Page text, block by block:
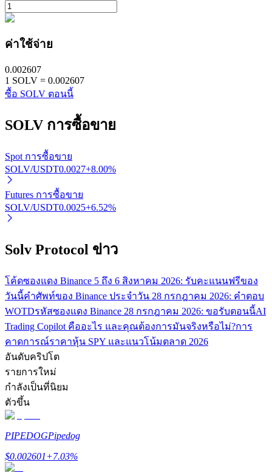
พันธมิตร Bitrue
การแนะนำ
เชิญเพื่อนเพื่อรับรางวัลเงินสด
BTC Welcome Rewards
Deposit & Trade BTC to Share 25000 USDT prize pool!
Deposit CASHCAT & Win
ค่าใช้จ่าย
0.002607
1 SOLV = 0.002607
ซื้อ SOLV ตอนนี้
SOLV การซื้อขาย
Spot การซื้อขาย
SOLV/USDT0.0027+8.00%
Futures การซื้อขาย
SOLV/USDT0.0025+6.52%
Solv Protocol ข่าว
โค้ดซองแดง Binance 5 ถึง 6 สิงหาคม 2026: รับคะแนนฟรีของ
วันนี้คำศัพท์ของ Binance ประจำวัน 28 กรกฎาคม 2026: คำตอบ
WOTDรหัสซองแดง Binance 28 กรกฎาคม 2026: ขอรับตอนนี้AI
Trading Copilot คืออะไร และคุณต้องการมันจริงหรือไม่?การ
คาดการณ์ราคาหุ้น SPY และแนวโน้มตลาด 2026
อันดับคริปโต
รายการใหม่
กำลังเป็นที่นิยม
ตัวขึ้น
PIPEDOGPipedog
$0.002601+7.03%